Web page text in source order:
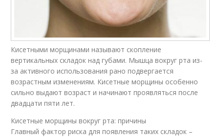
Кисетными морщинами называют скопление
вертикальных складок над губами. Мышца вокруг рта из-
за активного использования рано подвергается
возрастным изменениям. Кисетные морщины особенно
сильно выдают возраст и начинают проявляться после
двадцати пяти лет.
Кисетные морщины вокруг рта: причины
Главный фактор риска для появления таких складок –